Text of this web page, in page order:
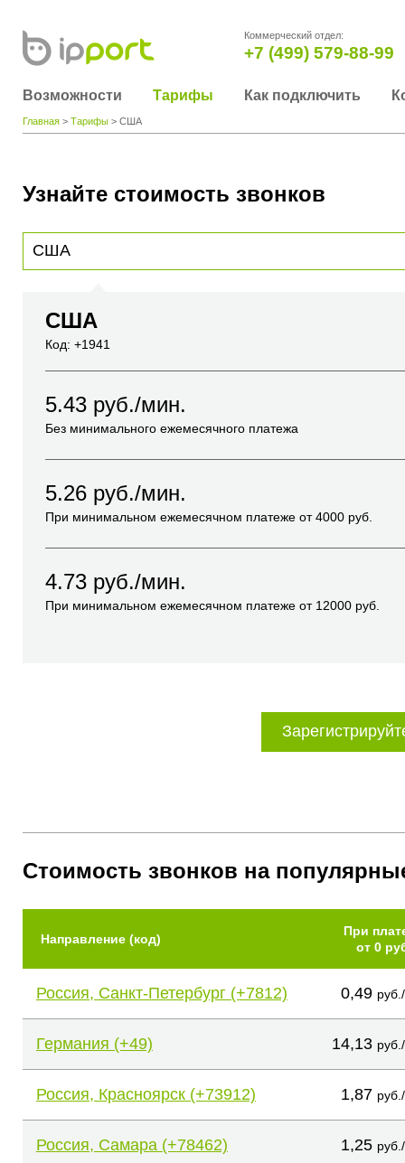
Коммерческий отдел:
+7 (499) 579-88-99
Возможности Тарифы Как подключить
Главная > Тарифы > США
Узнайте стоимость звонков
США
Код: +1941
5.43 руб./мин.
Без минимального ежемесячного платежа
5.26 руб./мин.
При минимальном ежемесячном платеже от4000 руб.
4.73 руб./мин.
При минимальном ежемесячном платеже от 12000 руб.
Стоимость звонков на
Направление (код)
При
от 0
Россия, Санкт-Петербург (+7812) 0,49
Германия (+49) 14,13
Россия, Красноярск (+73912) 1,87
Россия, Самара (+78462) 1,25